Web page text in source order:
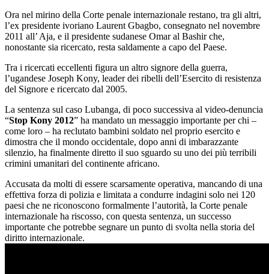
Ora nel mirino della Corte penale internazionale restano, tra gli altri,
l’ex presidente ivoriano Laurent Gbagbo, consegnato nel novembre
2011 all’ Aja, e il presidente sudanese Omar al Bashir che,
nonostante sia ricercato, resta saldamente a capo del Paese.
Tra i ricercati eccellenti figura un altro signore della guerra,
l’ugandese Joseph Kony, leader dei ribelli dell’Esercito di resistenza
del Signore e ricercato dal 2005.
La sentenza sul caso Lubanga, di poco successiva al video-denuncia
“Stop Kony 2012” ha mandato un messaggio importante per chi –
come loro – ha reclutato bambini soldato nel proprio esercito e
dimostra che il mondo occidentale, dopo anni di imbarazzante
silenzio, ha finalmente diretto il suo sguardo su uno dei più terribili
crimini umanitari del continente africano.
Accusata da molti di essere scarsamente operativa, mancando di una
effettiva forza di polizia e limitata a condurre indagini solo nei 120
paesi che ne riconoscono formalmente l’autorità, la Corte penale
internazionale ha riscosso, con questa sentenza, un successo
importante che potrebbe segnare un punto di svolta nella storia del
diritto internazionale.